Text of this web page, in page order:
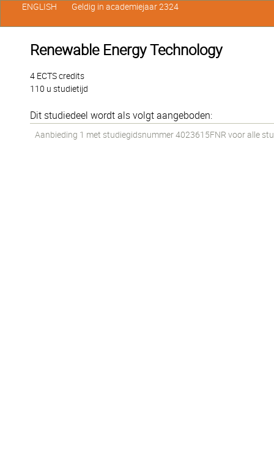
Renewable Energy Technology
4 ECTS credits
110 u studietijd
Dit studiedeel wordt als volgt aangeboden:
Aanbieding 1 met studiegidsnummer 4023615FNR voor alle
ENGLISH Geldig in academiejaar 2324